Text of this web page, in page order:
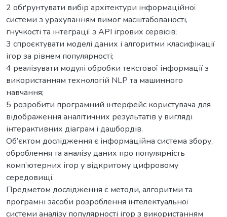
2 обґрунтувати вибір архітектури інформаційної
системи з урахуванням вимог масштабованості,
гнучкості та інтеграції з API ігрових сервісів;
3 спроєктувати моделі даних і алгоритми класифікації
ігор за рівнем популярності;
4 реалізувати модулі обробки текстової інформації з
використанням технологій NLP та машинного
навчання;
5 розробити програмний інтерфейс користувача для
відображення аналітичних результатів у вигляді
інтерактивних діаграм і дашбордів.
Об’єктом дослідження є інформаційна система збору,
оброблення та аналізу даних про популярність
комп’ютерних ігор у відкритому цифровому
середовищі.
Предметом дослідження є методи, алгоритми та
програмні засоби розроблення інтелектуальної
системи аналізу популярності ігор з використанням